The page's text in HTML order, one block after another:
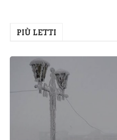
PIÙ LETTI